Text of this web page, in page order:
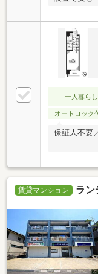
一人暮らし
オートロック
保証人不要
賃貸マンション ラン